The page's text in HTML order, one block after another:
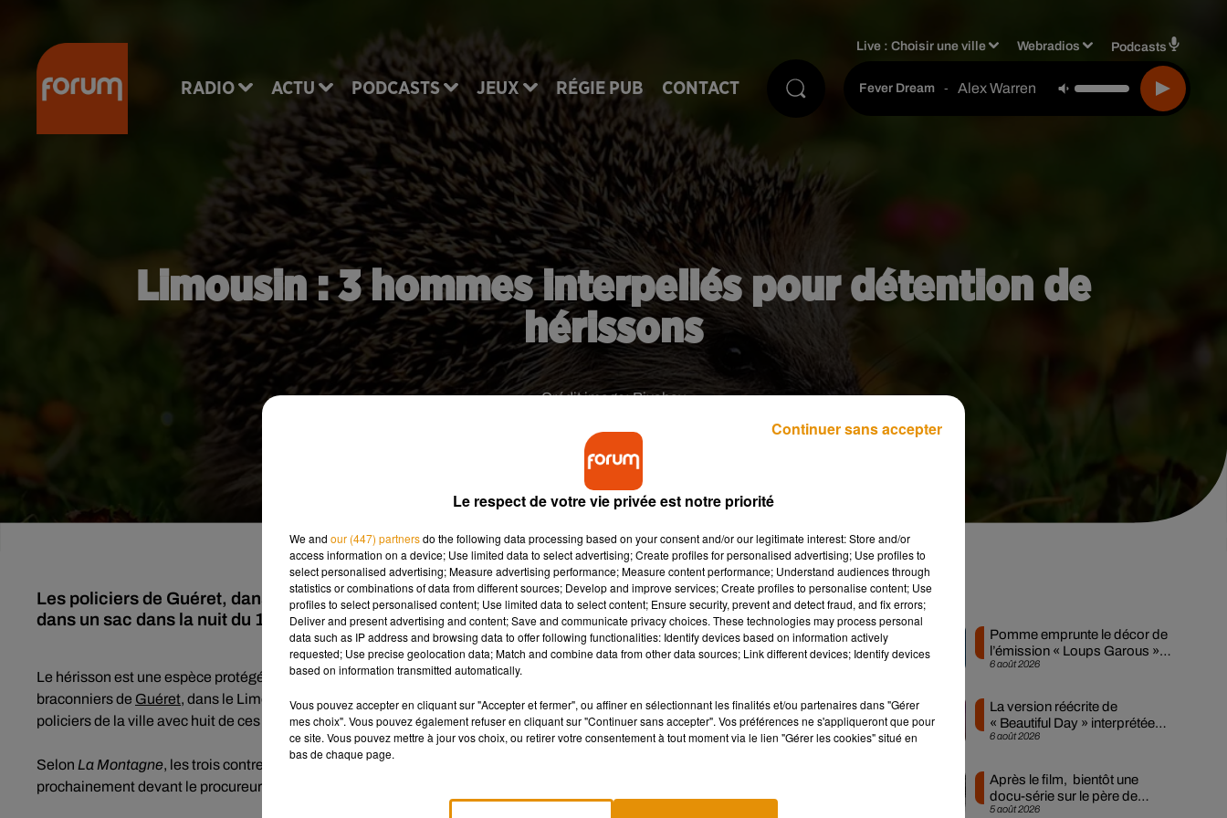
RADIO ACTU PODCASTS JEUX RÉGIE PUB CONTACT
Live :Choisir une ville Webradios Podcasts
Fever Dream - Alex Warren
Limousin : 3 hommes interpellés pour détention de
hérissons
Crédit image:Pixabay
Les policiers de Guéret, dans le Limousin, ont interpellé trois hommes qui détenaient huit hérissons
dans un sac dans la nuit du 18 au 19 juillet ⬦
Le hérisson est une espèce protégée ! Une information à retenir, si vous ne voulez pas être arrêtés comme ces trois
braconniers de Guéret, dans le Limousin. Dans la nuit de mercredi à jeudi dernier, les trois hommes ont été interpellés par les
policiers de la ville avec huit de ces animaux dans un sac.
Selon La Montagne, les trois contrevenants n’ont pas été diserts sur la destination de leurs prises. Ils seront donc convoqués
prochainement devant le procureur de la République de Guéret.
Musique
6 août 2026
Pomme emprunte le décor de
l’émission « Loups Garous »
pour son...
6 août 2026
La version réécrite de
« Beautiful Day » interprétée
lors des...
5 août 2026
Après le film, bientôt une
docu-série sur le père de
Michael Jackson
Le respect de votre vie privée est notre priorité
We and our (447) partnersdo the following data processing based on your consent and/or our legitimate interest: Store and/or
access information on a device; Use limited data to select advertising; Create profiles for personalised advertising; Use profiles to
select personalised advertising; Measure advertising performance; Measure content performance; Understand audiences through
statistics or combinations of data from different sources; Develop and improve services; Create profiles to personalise content; Use
profiles to select personalised content; Use limited data to select content; Ensure security, prevent and detect fraud, and fix errors;
Deliver and present advertising and content; Save and communicate privacy choices. These technologies may process personal
data such as IP address and browsing data to offer following functionalities: Identify devices based on information actively
requested; Use precise geolocation data; Match and combine data from other data sources; Link different devices; Identify devices
based on information transmitted automatically.
Vous pouvez accepter en cliquant sur "Accepter et fermer", ou affiner en sélectionnant les finalités et/ou partenaires dans "Gérer
mes choix". Vous pouvez également refuser en cliquant sur "Continuer sans accepter". Vos préférences ne s'appliqueront que pour
ce site. Vous pouvez mettre à jour vos choix, ou retirer votre consentement à tout moment via le lien "Gérer les cookies" situé en
bas de chaque page.
Continuer sans accepter